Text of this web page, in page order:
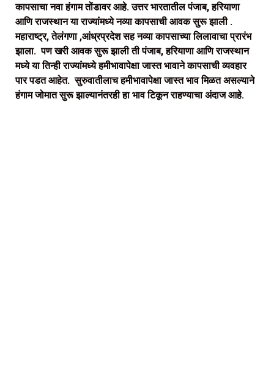
कापसाचा नवा हंगाम तोंडावर आहे. उत्तर भारतातील पंजाब, हरियाणा
आणि राजस्थान या राज्यांमध्ये नव्या कापसाची आवक सुरू झाली .
महाराष्ट्र, तेलंगणा ,आंध्रप्रदेश सह नव्या कापसाच्या लिलावाचा प्रारंभ
झाला. पण खरी आवक सुरू झाली ती पंजाब, हरियाणा आणि राजस्थान
मध्ये या तिन्ही राज्यांमध्ये हमीभावापेक्षा जास्त भावाने कापसाची व्यवहार
पार पडत आहेत. सुरुवातीलाच हमीभावापेक्षा जास्त भाव मिळत असल्याने
हंगाम जोमात सुरू झाल्यानंतरही हा भाव टिकून राहण्याचा अंदाज आहे.